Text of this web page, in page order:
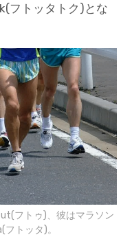
フトッタトク)とな
フトゥ)、彼はマラソン
トッタ)。